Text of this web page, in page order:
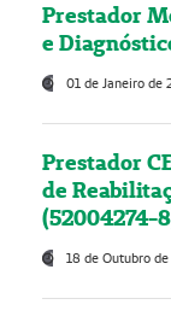
Prestador
e
01 de Janeiro de
Prestador
de
(52004274-
18 de Outubro